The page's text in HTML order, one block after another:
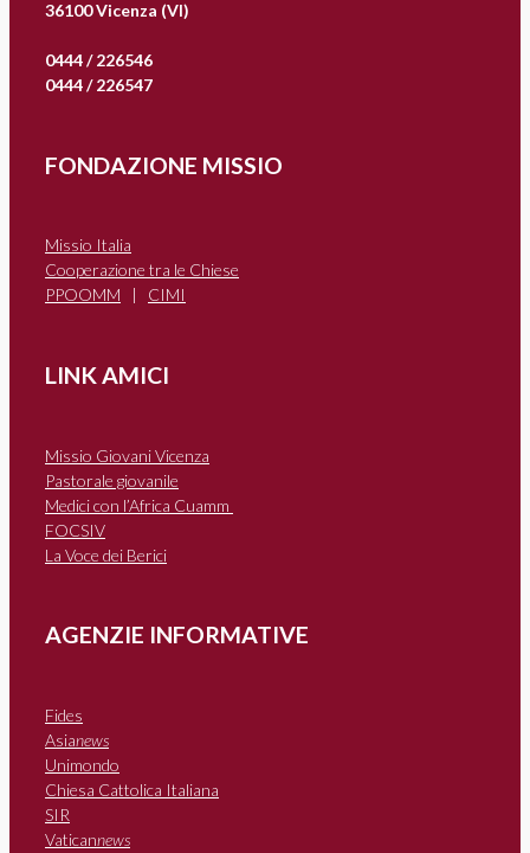
36100 Vicenza (VI)
0444 / 226546
0444 / 226547
FONDAZIONE MISSIO
Missio Italia
Cooperazione tra le Chiese
PPOOMM | CIMI
LINK AMICI
Missio Giovani Vicenza
Pastorale giovanile
Medici con l’Africa Cuamm
FOCSIV
La Voce dei Berici
AGENZIE INFORMATIVE
Fides
Asianews
Unimondo
Chiesa Cattolica Italiana
SIR
Vaticannews